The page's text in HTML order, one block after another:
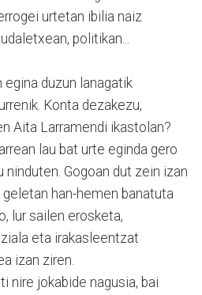
urtetan ibilia naiz
politikan...
egina duzun lanagatik
Konta dezakezu,
Aita Larramendi ikastolan?
lau bat urte eginda gero
ninduten. Gogoan dut zein izan
han-hemen banatuta
lur sailen erosketa,
eta irakasleentzat
izan ziren.
nire jokabide nagusia, bai